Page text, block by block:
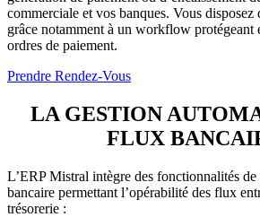
commerciale et vos banques. Vous disposez
grâce notamment à un workflow protégeant
ordres de paiement.
Prendre Rendez-Vous
LA GESTION
FLUX
L’ERP Mistral intègre des fonctionnalités
bancaire permettant l’opérabilité des flux
trésorerie :